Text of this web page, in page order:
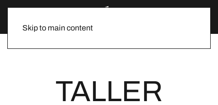
Skip to main content
TALLER